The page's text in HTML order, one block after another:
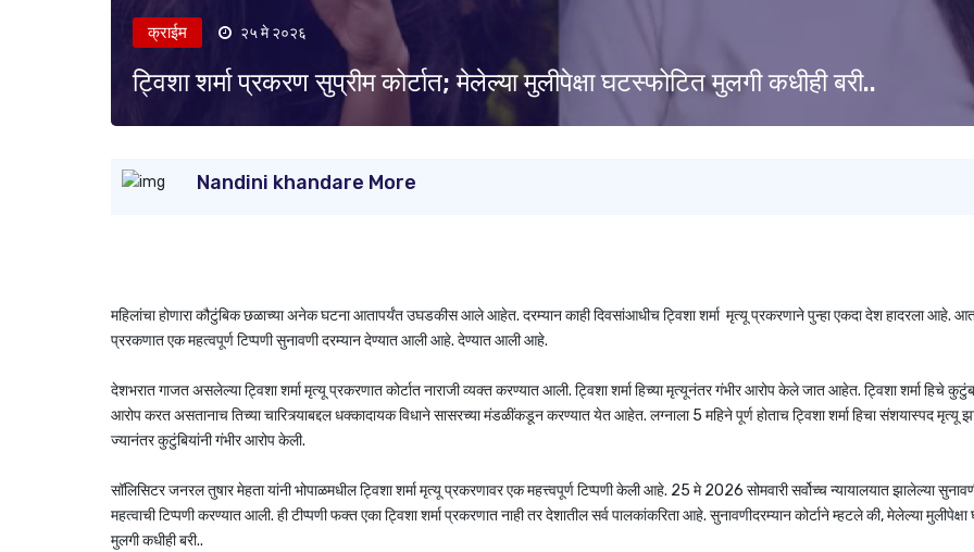
क्राईम २५ मे २०२६
ट्विशा शर्मा प्रकरण सुप्रीम कोर्टात; मेलेल्या मुलीपेक्षा घटस्फोटित मुलगी कधीही बरी..
Nandini khandare More
महिलांचा होणारा कौटुंबिक छळाच्या अनेक घटना आतापर्यंत उघडकीस आले आहेत. दरम्यान काही दिवसांआधीच ट्विशा शर्मा मृत्यू प्रकरणाने पुन्हा एकदा देश हादरला आहे.
प्ररकणात एक महत्वपूर्ण टिप्पणी सुनावणी दरम्यान देण्यात आली आहे. देण्यात आली आहे.
देशभरात गाजत असलेल्या ट्विशा शर्मा मृत्यू प्रकरणात कोर्टात नाराजी व्यक्त करण्यात आली. ट्विशा शर्मा हिच्या मृत्यूनंतर गंभीर आरोप केले जात आहेत. ट्विशा शर्मा हिचे
आरोप करत असतानाच तिच्या चारित्र्याबद्दल धक्कादायक विधाने सासरच्या मंडळींकडून करण्यात येत आहेत. लग्नाला 5 महिने पूर्ण होताच ट्विशा शर्मा हिचा संशयास्पद मृत्यू
ज्यानंतर कुटुंबियांनी गंभीर आरोप केली.
सॉलिसिटर जनरल तुषार मेहता यांनी भोपाळमधील ट्विशा शर्मा मृत्यू प्रकरणावर एक महत्त्वपूर्ण टिप्पणी केली आहे. 25 मे 2026 सोमवारी सर्वोच्च न्यायालयात झालेल्या
महत्वाची टिप्पणी करण्यात आली. ही टीप्पणी फक्त एका ट्विशा शर्मा प्रकरणात नाही तर देशातील सर्व पालकांकरिता आहे. सुनावणीदरम्यान कोर्टाने म्हटले की, मेलेल्या
मुलगी कधीही बरी..